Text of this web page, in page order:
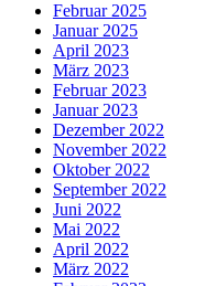
Februar 2025
Januar 2025
April 2023
März 2023
Februar 2023
Januar 2023
Dezember 2022
November 2022
Oktober 2022
September 2022
Juni 2022
Mai 2022
April 2022
März 2022